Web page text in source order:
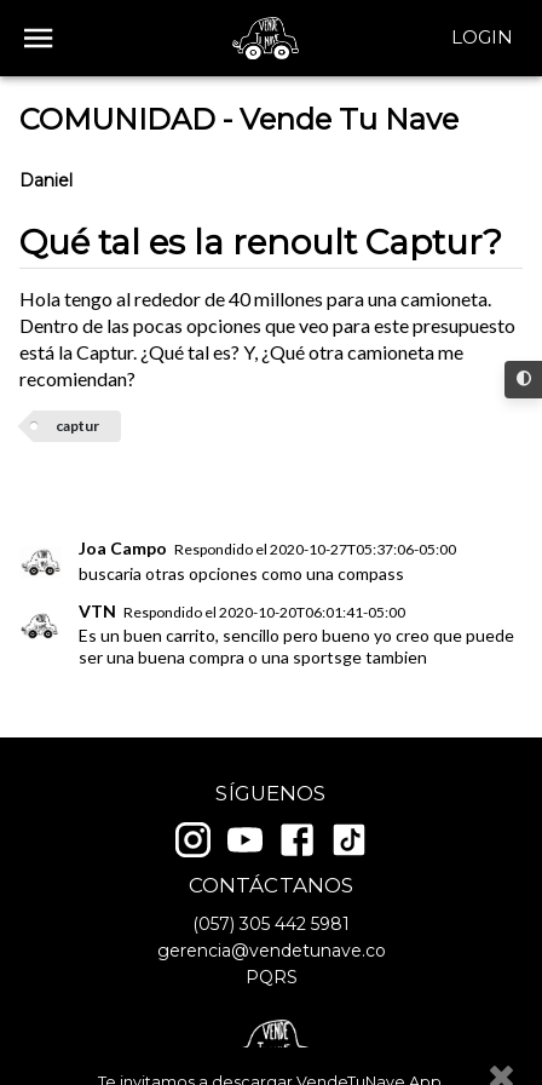
LOGIN
COMUNIDAD - Vende Tu Nave
Daniel
Qué tal es la renoult Captur?
Hola tengo al rededor de 40 millones para una camioneta.
Dentro de las pocas opciones que veo para este presupuesto
está la Captur. ¿Qué tal es? Y, ¿Qué otra camioneta me
recomiendan?
captur
Joa Campo Respondido el2020-10-27T05:37:06-05:00
buscaria otras opciones como una compass
VTN Respondido el2020-10-20T06:01:41-05:00
Es un buen carrito, sencillo pero bueno yo creo que puede
ser una buena compra o una sportsge tambien
SÍGUENOS
CONTÁCTANOS
(057)305 442 5981
gerencia@vendetunave.co
PQRS